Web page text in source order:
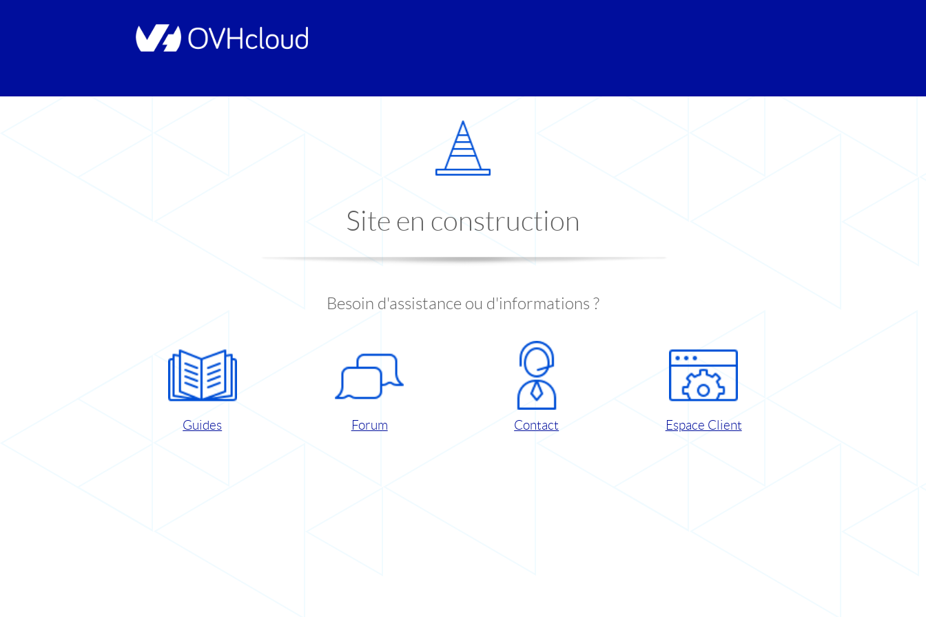
Site en construction
Besoin d'assistance ou d'informations ?
Guides Forum Contact Espace Client